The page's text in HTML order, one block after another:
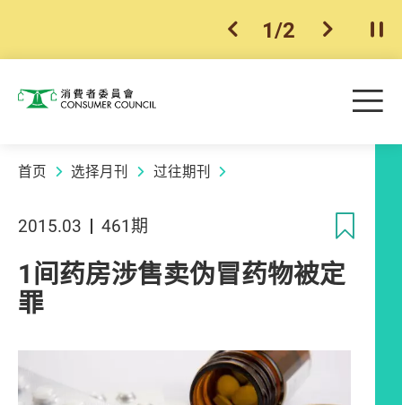
上一个
1/2 下一个开
消费者委员会 目
首页 选择月刊 过往期刊
2015.03 461期
1间药房涉售卖伪冒药物被定
罪